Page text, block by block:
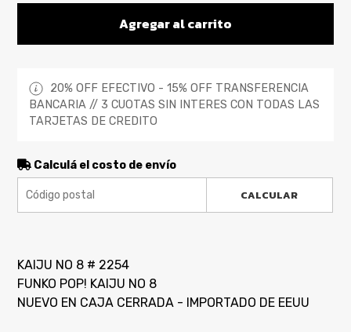
Agregar al carrito
20% OFF EFECTIVO - 15% OFF TRANSFERENCIA
BANCARIA // 3 CUOTAS SIN INTERES CON TODAS LAS
TARJETAS DE CREDITO
Calculá el costo de envío
CALCULAR
KAIJU NO 8 # 2254
FUNKO POP! KAIJU NO 8
NUEVO EN CAJA CERRADA - IMPORTADO DE EEUU